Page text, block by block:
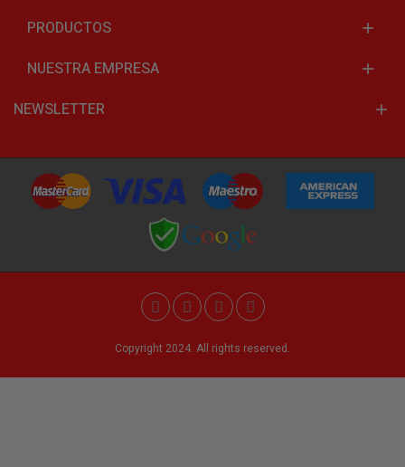
PRODUCTOS
NUESTRA EMPRESA
NEWSLETTER
Copyright 2024. All rights reserved.